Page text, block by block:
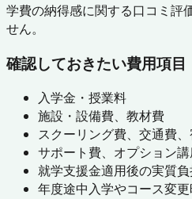
学費の納得感に関する口コミ評
せん。
確認しておきたい費用項目
入学金・授業料
施設・設備費、教材費
スクーリング費、交通費
サポート費、オプション
就学支援金適用後の実質負
年度途中入学やコース変